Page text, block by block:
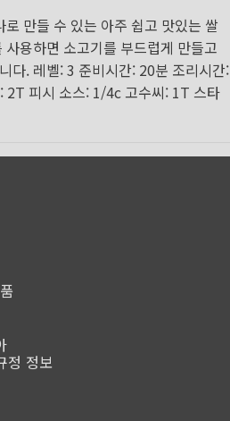
만들 수 있는 아주 쉽고 맛있는 쌀
용하면 소고기를 부드럽게 만들고
다. 레벨: 3 준비시간: 20분 조리시간:
2T 피시 소스: 1/4c 고수씨: 1T 스타
정 정보